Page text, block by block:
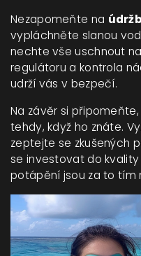
Nezapomeňte na
vypláchněte slanou
nechte vše uschnout
regulátoru a kontrola
udrží vás v bezpečí.
Na závěr si
tehdy, když ho znáte.
zeptejte se zkušených
se investovat do
potápění jsou za to tím